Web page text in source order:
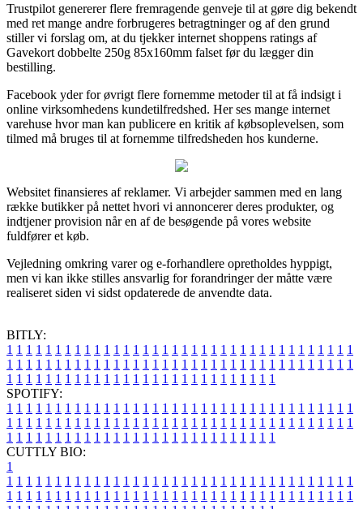
Trustpilot genererer flere fremragende genveje til at gøre dig bekendt
med ret mange andre forbrugeres betragtninger og af den grund
stiller vi forslag om, at du tjekker internet shoppens ratings af
Gavekort dobbelte 250g 85x160mm falset før du lægger din
bestilling.
Facebook yder for øvrigt flere fornemme metoder til at få indsigt i
online virksomhedens kundetilfredshed. Her ses mange internet
varehuse hvor man kan publicere en kritik af købsoplevelsen, som
tilmed må bruges til at fornemme tilfredsheden hos kunderne.
Websitet finansieres af reklamer. Vi arbejder sammen med en lang
række butikker på nettet hvori vi annoncerer deres produkter, og
indtjener provision når en af de besøgende på vores website
fuldfører et køb.
Vejledning omkring varer og e-forhandlere opretholdes hyppigt,
men vi kan ikke stilles ansvarlig for forandringer der måtte være
realiseret siden vi sidst opdaterede de anvendte data.
BITLY:
1 1 1 1 1 1 1 1 1 1 1 1 1 1 1 1 1 1 1 1 1 1 1 1 1 1 1 1 1 1 1 1 1 1 1 1
1 1 1 1 1 1 1 1 1 1 1 1 1 1 1 1 1 1 1 1 1 1 1 1 1 1 1 1 1 1 1 1 1 1 1 1
1 1 1 1 1 1 1 1 1 1 1 1 1 1 1 1 1 1 1 1 1 1 1 1 1 1 1 1
SPOTIFY:
1 1 1 1 1 1 1 1 1 1 1 1 1 1 1 1 1 1 1 1 1 1 1 1 1 1 1 1 1 1 1 1 1 1 1 1
1 1 1 1 1 1 1 1 1 1 1 1 1 1 1 1 1 1 1 1 1 1 1 1 1 1 1 1 1 1 1 1 1 1 1 1
1 1 1 1 1 1 1 1 1 1 1 1 1 1 1 1 1 1 1 1 1 1 1 1 1 1 1 1
CUTTLY BIO:
1
1 1 1 1 1 1 1 1 1 1 1 1 1 1 1 1 1 1 1 1 1 1 1 1 1 1 1 1 1 1 1 1 1 1 1 1
1 1 1 1 1 1 1 1 1 1 1 1 1 1 1 1 1 1 1 1 1 1 1 1 1 1 1 1 1 1 1 1 1 1 1 1